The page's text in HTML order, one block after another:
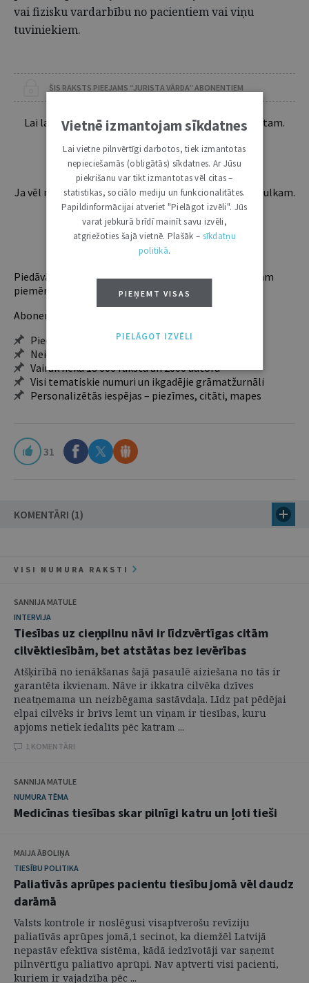
vai fizisku vardarbību no pacientiem vai viņu
tuviniekiem.
ŠIS RAKSTS PIEEJAMS “JURISTA VĀRDA” ABONENTIEM
Lai lasītu šo rakstu tālāk, Tev jābūt žurnāla abonentam.
Esošos abonentus lūdzam autorizēties:
Ja vēl neesi abonents, aicinām pievienoties lasītāju pulkam.
Iegūsi tūlītēju piekļuvi digitālajam saturam!
ABONĒT
Piedāvājam trīs abonementu veidus. Vienam lietotājam
piemērotākais ir "Mazais" (3, 6 un 12 mēnešiem).
Abonentu ieguvumi:
Pieeja jaunākajam izdevumam
Neierobežota pieeja arhīvam – 24 h/7 d.
Vairāk nekā 18 000 rakstu un 2000 autoru
Visi tematiskie numuri un ikgadējie grāmatžurnāli
Personalizētās iespējas – piezīmes, citāti, mapes
31
KOMENTĀRI (1)
VISI NUMURA RAKSTI
SANNIJA MATULE
INTERVIJA
Tiesības uz cieņpilnu nāvi ir līdzvērtīgas citām
cilvēktiesībām, bet atstātas bez ievērības
Atšķirībā no ienākšanas šajā pasaulē aiziešana no tās ir
garantēta ikvienam. Nāve ir ikkatra cilvēka dzīves
neatņemama un neizbēgama sastāvdaļa. Līdz pat pēdējai
elpai cilvēks ir brīvs lemt un viņam ir tiesības, kuru
apjoms netiek iedalīts pēc katram ...
1 KOMENTĀRI
SANNIJA MATULE
NUMURA TĒMA
Medicīnas tiesības skar pilnīgi katru un ļoti tieši
MAIJA ĀBOLIŅA
TIESĪBU POLITIKA
Paliatīvās aprūpes pacientu tiesību jomā vēl daudz
darāmā
Valsts kontrole ir noslēgusi visaptverošu revīziju
paliatīvās aprūpes jomā,1 secinot, ka diemžēl Latvijā
nepastāv efektīva sistēma, kādā iedzīvotāji var saņemt
pilnvērtīgu paliatīvo aprūpi. Nav aptverti visi pacienti,
kuriem ir vajadzība pēc ...
Vietnē izmantojam sīkdatnes
Lai vietne pilnvērtīgi darbotos, tiek izmantotas
nepieciešamās (obligātās) sīkdatnes. Ar Jūsu
piekrišanu var tikt izmantotas vēl citas –
statistikas, sociālo mediju un funkcionalitātes.
Papildinformācijai atveriet "Pielāgot izvēli". Jūs
varat jebkurā brīdī mainīt savu izvēli,
atgriežoties šajā vietnē. Plašāk – sīkdatņu
politikā.
PIEŅEMT VISAS
PIELĀGOT IZVĒLI